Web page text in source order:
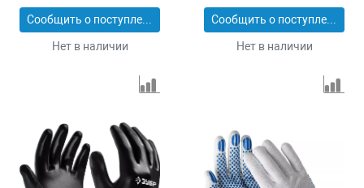
Сообщить о поступлении
Нет в наличии
15 класс вязки
Сибртех 67873
Сообщить о поступлении
Нет в наличии